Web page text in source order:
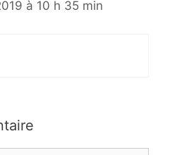
à 10 h 35 min